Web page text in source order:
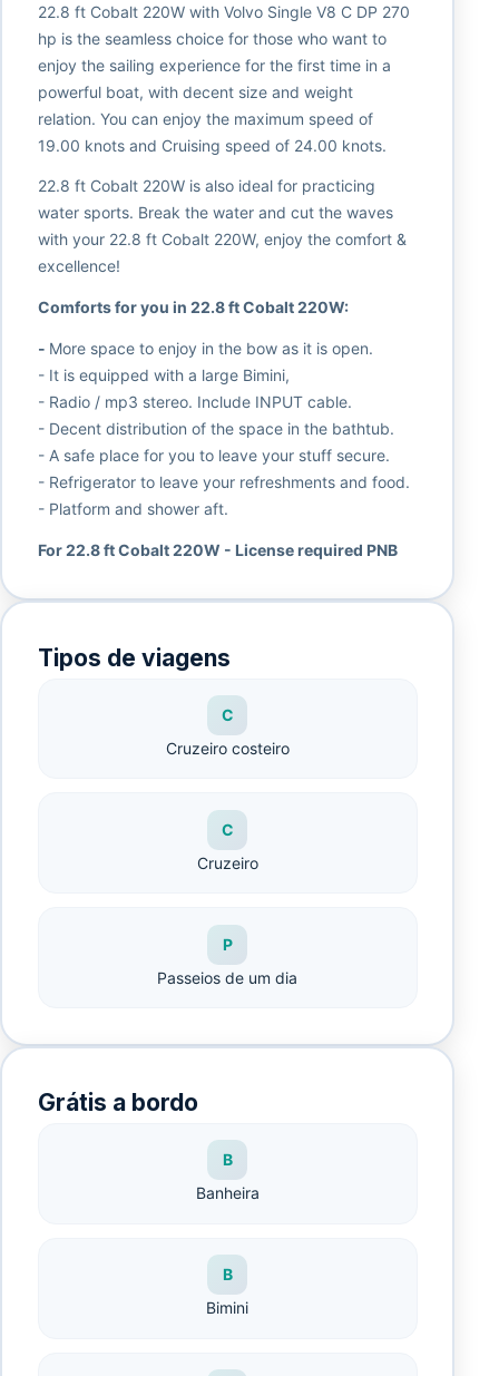
22.8 ft Cobalt 220W with Volvo Single V8 C DP 270
hp is the seamless choice for those who want to
enjoy the sailing experience for the first time in a
powerful boat, with decent size and weight
relation. You can enjoy the maximum speed of
19.00 knots and Cruising speed of 24.00 knots.
22.8 ft Cobalt 220W is also ideal for practicing
water sports. Break the water and cut the waves
with your 22.8 ft Cobalt 220W, enjoy the comfort &
excellence!
Comforts for you in 22.8 ft Cobalt 220W:
- More space to enjoy in the bow as it is open.
- It is equipped with a large Bimini,
- Radio / mp3 stereo. Include INPUT cable.
- Decent distribution of the space in the bathtub.
- A safe place for you to leave your stuff secure.
- Refrigerator to leave your refreshments and food.
- Platform and shower aft.
For 22.8 ft Cobalt 220W - License required PNB
Tipos de viagens
C
Cruzeiro costeiro
C
Cruzeiro
P
Passeios de um dia
Grátis a bordo
B
Banheira
B
Bimini